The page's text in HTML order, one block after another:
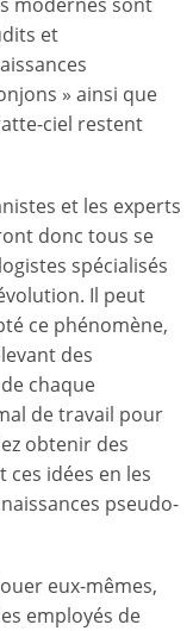
et
» ainsi que
ciel restent
et les experts
donc tous se
spécialisés
Il peut
ce phénomène,
des
chaque
de travail pour
obtenir des
idées en les
pseudo-
eux-mêmes,
employés de